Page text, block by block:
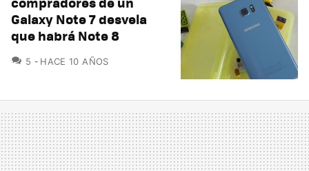
Galaxy Note 7 desvela
que habrá Note 8
5 COMENTARIOS
HACE 10 AÑOS